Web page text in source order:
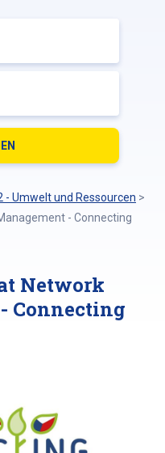
- Umwelt und Ressourcen >
- Connecting
Network
Connecting